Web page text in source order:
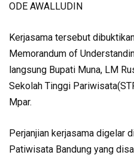
ODE AWALLUDIN
Kerjasama tersebut
Memorandum of
langsung Bupati Muna, LM
Sekolah Tinggi
Mpar.
Perjanjian kerjasama digelar
Patiwisata Bandung yang